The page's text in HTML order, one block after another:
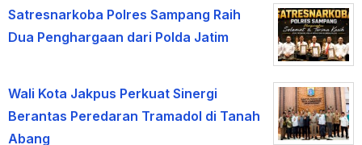
Satresnarkoba Polres Sampang Raih
Dua Penghargaan dari Polda Jatim
Wali Kota Jakpus Perkuat Sinergi
Berantas Peredaran Tramadol di Tanah
Abang